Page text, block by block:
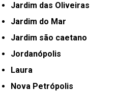
Jardim das Oliveiras
Jardim do Mar
Jardim são caetano
Jordanópolis
Laura
Nova Petrópolis